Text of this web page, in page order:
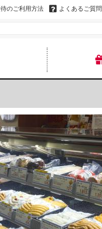
のご利用方法 よくあるご質問